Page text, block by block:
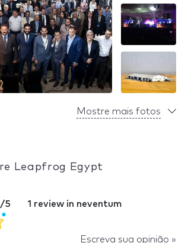
Mostre mais fotos
Leapfrog Egypt
5 1 review in neventum
Escreva sua opinião »